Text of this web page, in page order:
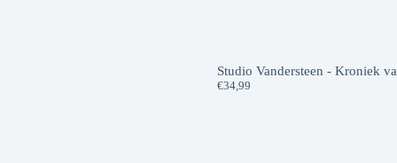
Studio Vandersteen - Kroniek
€34,99